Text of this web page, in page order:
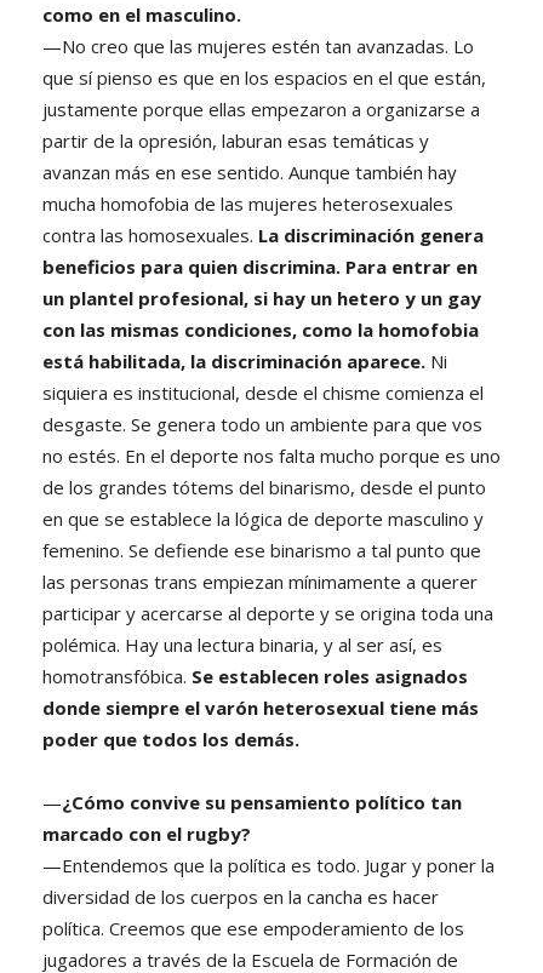
como en el masculino.
—No creo que las mujeres estén tan avanzadas. Lo
que sí pienso es que en los espacios en el que están,
justamente porque ellas empezaron a organizarse a
partir de la opresión, laburan esas temáticas y
avanzan más en ese sentido. Aunque también hay
mucha homofobia de las mujeres heterosexuales
contra las homosexuales. La discriminación genera
beneficios para quien discrimina. Para entrar en
un plantel profesional, si hay un hetero y un gay
con las mismas condiciones, como la homofobia
está habilitada, la discriminación aparece. Ni
siquiera es institucional, desde el chisme comienza el
desgaste. Se genera todo un ambiente para que vos
no estés. En el deporte nos falta mucho porque es uno
de los grandes tótems del binarismo, desde el punto
en que se establece la lógica de deporte masculino y
femenino. Se defiende ese binarismo a tal punto que
las personas trans empiezan mínimamente a querer
participar y acercarse al deporte y se origina toda una
polémica. Hay una lectura binaria, y al ser así, es
homotransfóbica. Se establecen roles asignados
donde siempre el varón heterosexual tiene más
poder que todos los demás.
—¿Cómo convive su pensamiento político tan
marcado con el rugby?
—Entendemos que la política es todo. Jugar y poner la
diversidad de los cuerpos en la cancha es hacer
política. Creemos que ese empoderamiento de los
jugadores a través de la Escuela de Formación de